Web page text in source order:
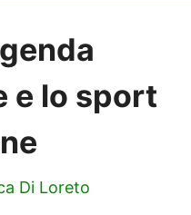
e lo sport
Di Loreto